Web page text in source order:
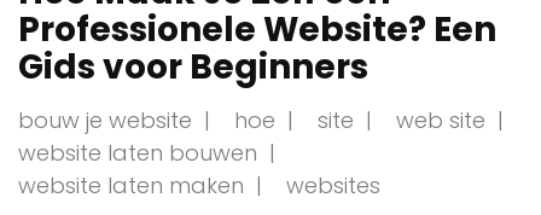
Professionele Website? Een
Gids voor Beginners
bouw je website hoe site
web site
website laten bouwen
website laten maken
websites